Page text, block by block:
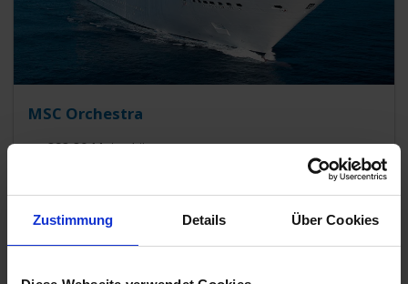
Zustimmung Details Über Cookies
MSC Orchestra
393,80 Meter Länge
Passagiere: 2.550 (bei Doppelbelegung)